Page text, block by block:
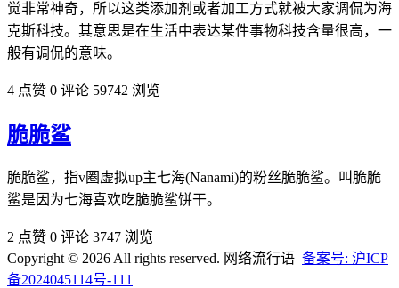
觉非常神奇，所以这类添加剂或者加工方式就被大家调侃为海
克斯科技。其意思是在生活中表达某件事物科技含量很高，一
般有调侃的意味。
4 点赞 0 评论 59742 浏览
脆脆鲨
脆脆鲨，指v圈虚拟up主七海(Nanami)的粉丝脆脆鲨。叫脆脆
鲨是因为七海喜欢吃脆脆鲨饼干。
2 点赞 0 评论 3747 浏览
Copyright © 2026 All rights reserved. 网络流行语 备案号: 沪ICP
备2024045114号-111